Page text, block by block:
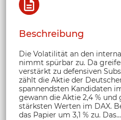
Beschreibung
Die Volatilität an den
nimmt spürbar zu. Da
verstärkt zu defensiven
zählt die Aktie der
spannendsten Kandidaten
gewann die Aktie 2,4 %
stärksten Werten im DAX.
das Papier um 3,1 % zu. Das...